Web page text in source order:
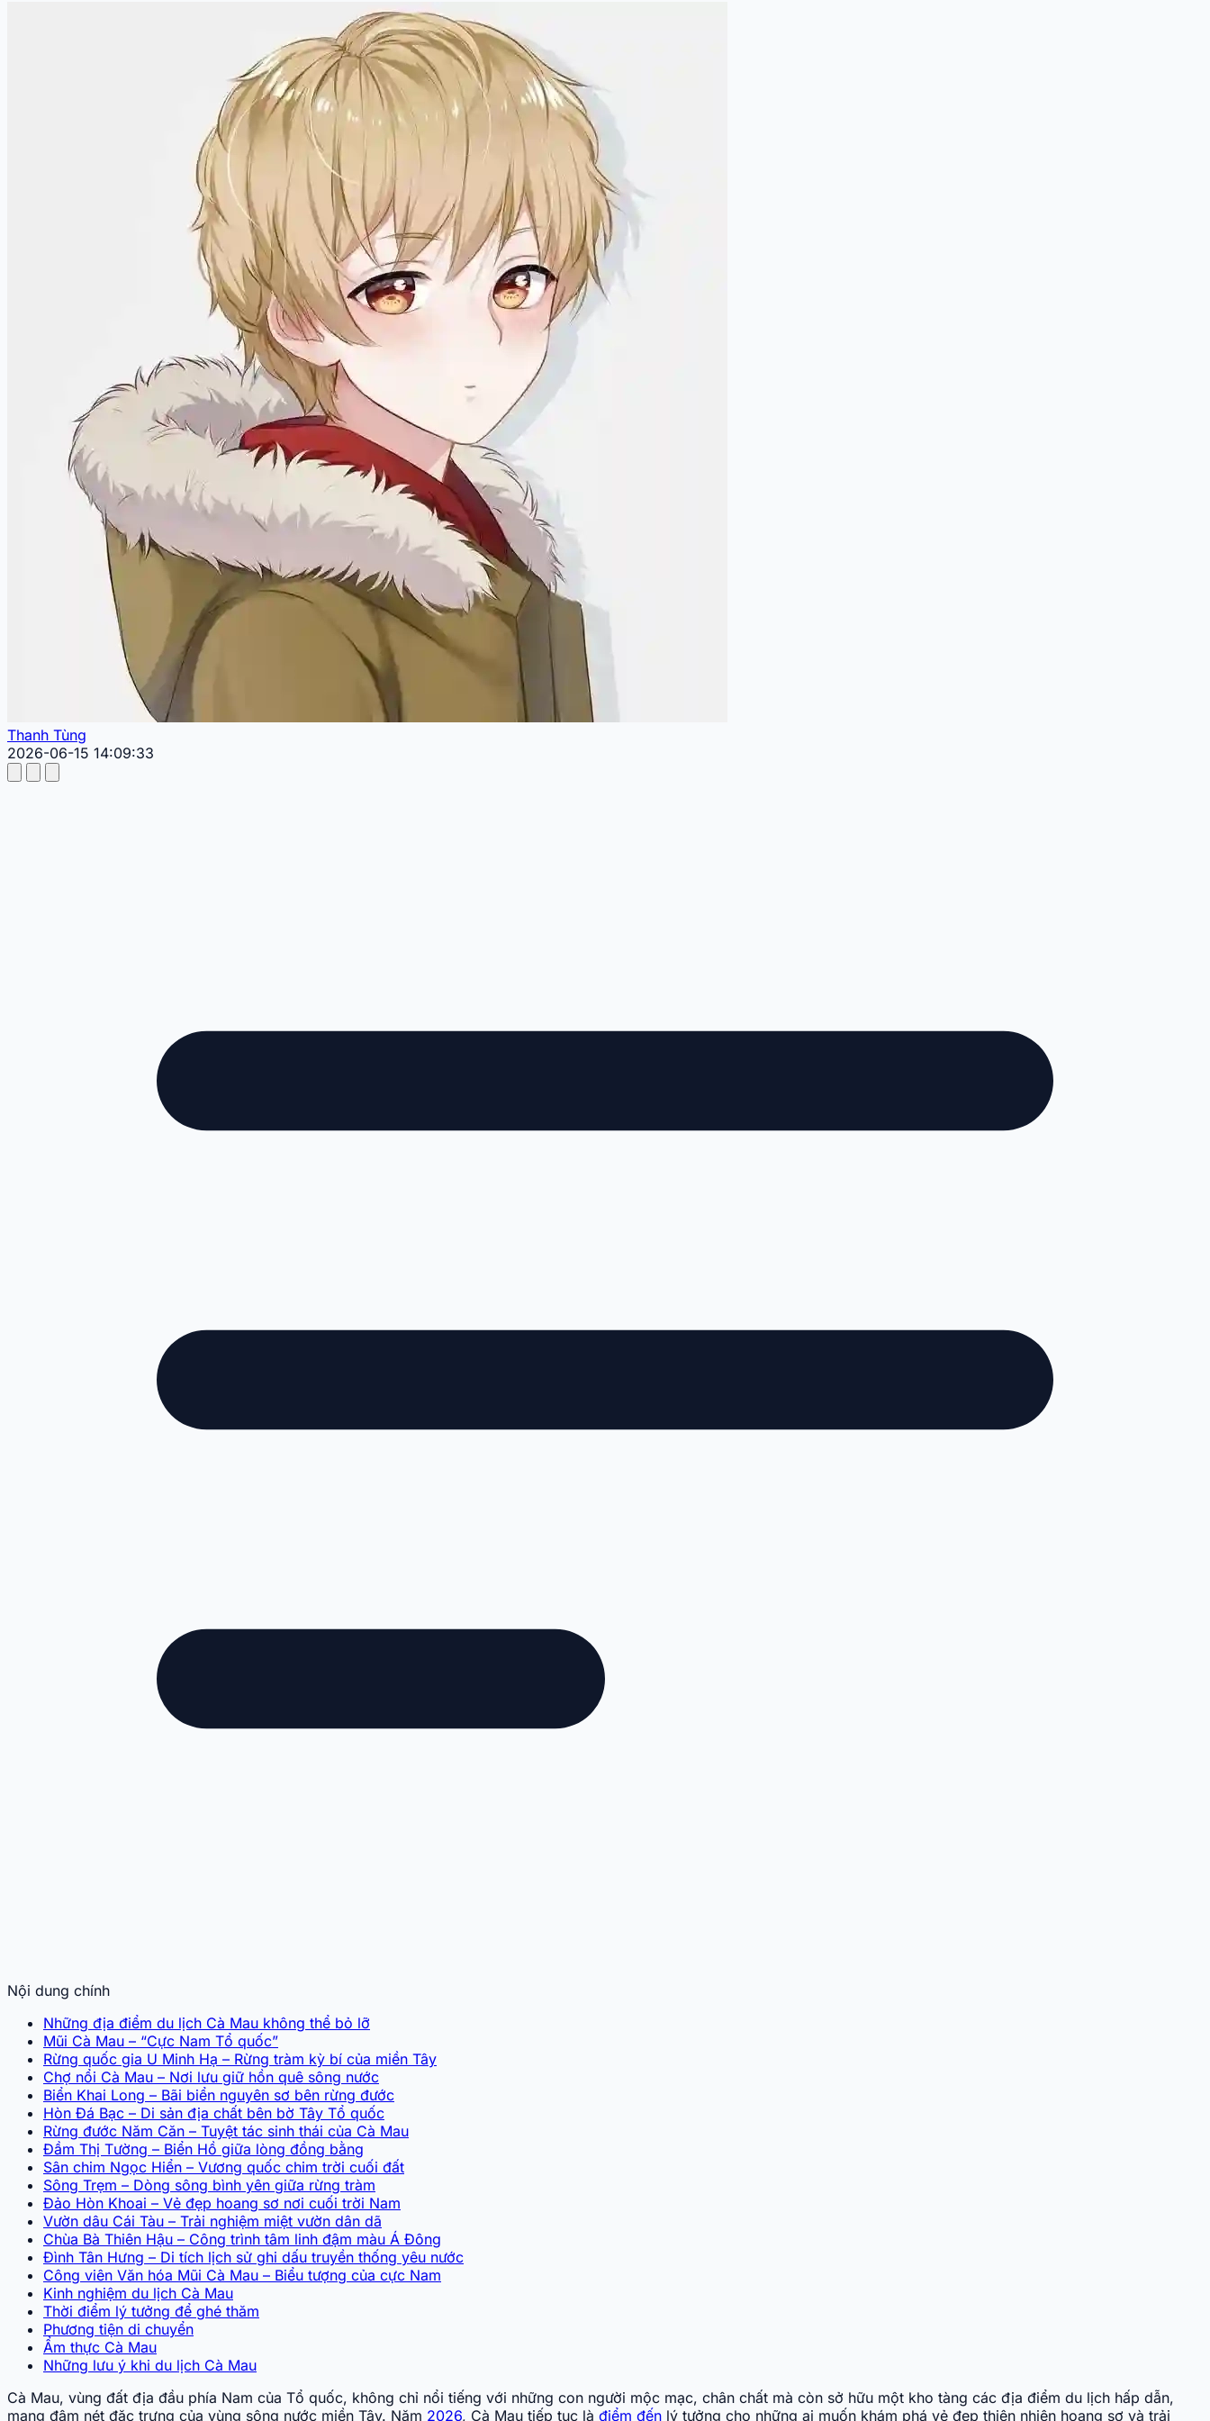
Thanh Tùng
2026-06-15 14:09:33
Nội dung chính
Những địa điểm du lịch Cà Mau không thể bỏ lỡ
Mũi Cà Mau – “Cực Nam Tổ quốc”
Rừng quốc gia U Minh Hạ – Rừng tràm kỳ bí của miền Tây
Chợ nổi Cà Mau – Nơi lưu giữ hồn quê sông nước
Biển Khai Long – Bãi biển nguyên sơ bên rừng đước
Hòn Đá Bạc – Di sản địa chất bên bờ Tây Tổ quốc
Rừng đước Năm Căn – Tuyệt tác sinh thái của Cà Mau
Đầm Thị Tường – Biển Hồ giữa lòng đồng bằng
Sân chim Ngọc Hiển – Vương quốc chim trời cuối đất
Sông Trẹm – Dòng sông bình yên giữa rừng tràm
Đảo Hòn Khoai – Vẻ đẹp hoang sơ nơi cuối trời Nam
Vườn dâu Cái Tàu – Trải nghiệm miệt vườn dân dã
Chùa Bà Thiên Hậu – Công trình tâm linh đậm màu Á Đông
Đình Tân Hưng – Di tích lịch sử ghi dấu truyền thống yêu nước
Công viên Văn hóa Mũi Cà Mau – Biểu tượng của cực Nam
Kinh nghiệm du lịch Cà Mau
Thời điểm lý tưởng để ghé thăm
Phương tiện di chuyển
Ẩm thực Cà Mau
Những lưu ý khi du lịch Cà Mau
Cà Mau, vùng đất địa đầu phía Nam của Tổ quốc, không chỉ nổi tiếng với những con người mộc mạc, chân chất mà còn sở hữu một kho tàng các địa điểm du lịch hấp dẫn,
mang đậm nét đặc trưng của vùng sông nước miền Tây. Năm 2026, Cà Mau tiếp tục là điểm đến lý tưởng cho những ai muốn khám phá vẻ đẹp thiên nhiên hoang sơ và trải